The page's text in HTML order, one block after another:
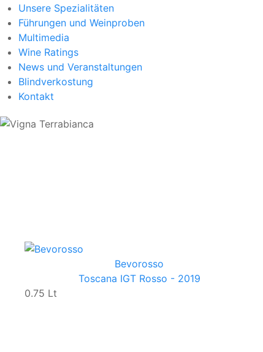
Unsere Spezialitäten
Führungen und Weinproben
Multimedia
Wine Ratings
News und Veranstaltungen
Blindverkostung
Kontakt
Bevorosso
Toscana IGT Rosso - 2019
0.75 Lt